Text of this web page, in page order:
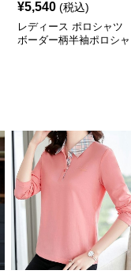
¥5,540 (税込)
レディース ポロシャツ
ボーダー柄半袖ポロシャ